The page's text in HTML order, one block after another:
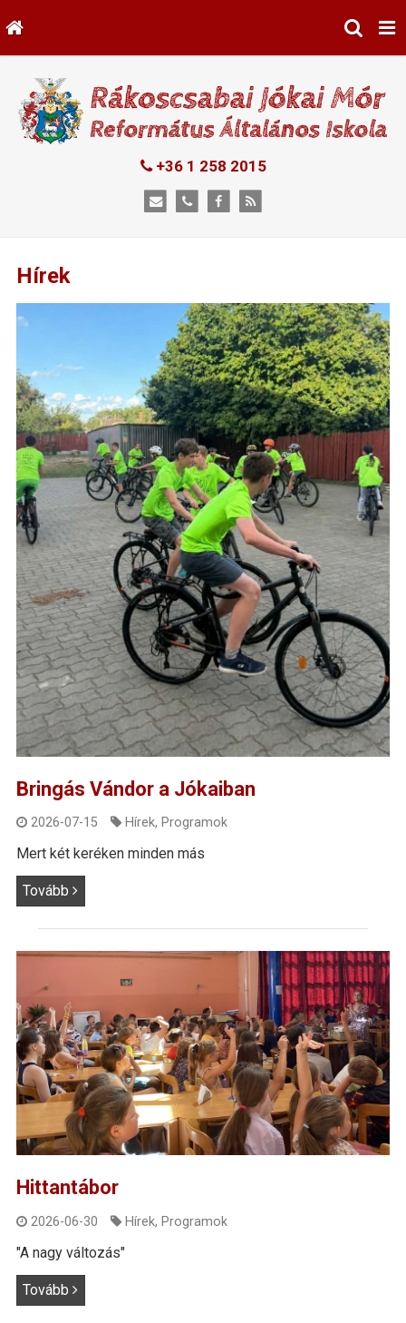
+36 1 258 2015
Hírek
Bringás Vándor a Jókaiban
2026-07-15 Hírek,Programok
Mert két keréken minden más
Tovább
Hittantábor
2026-06-30 Hírek, Programok
"A nagy változás"
Tovább